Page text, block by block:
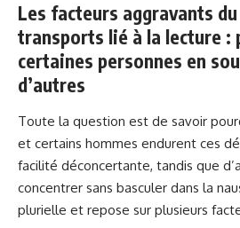
Les facteurs aggravants
transports lié à la lecture :
certaines personnes en
d’autres
Toute la question est de savoir
et certains hommes endurent ces
facilité déconcertante, tandis que
concentrer sans basculer dans la
plurielle et repose sur plusieurs